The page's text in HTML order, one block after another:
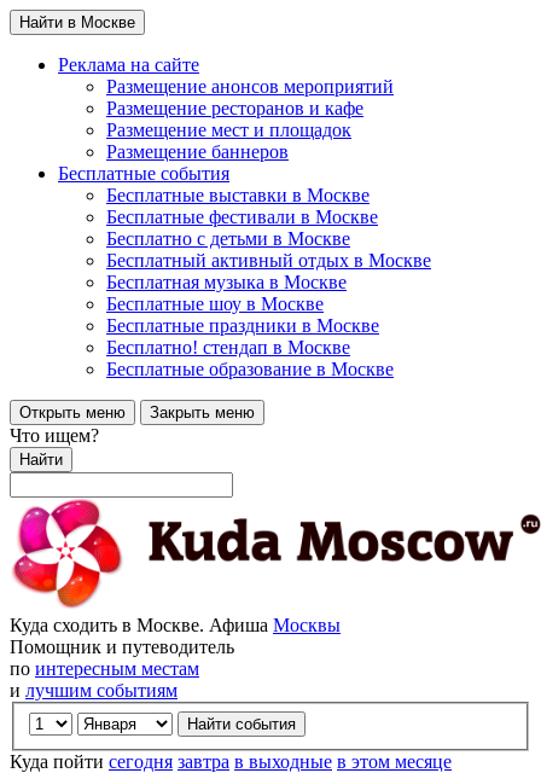
Найти в Москве
Реклама на сайте
Размещение анонсов мероприятий
Размещение ресторанов и кафе
Размещение мест и площадок
Размещение баннеров
Бесплатные события
Бесплатные выставки в Москве
Бесплатные фестивали в Москве
Бесплатно с детьми в Москве
Бесплатный активный отдых в Москве
Бесплатная музыка в Москве
Бесплатные шоу в Москве
Бесплатные праздники в Москве
Бесплатно! стендап в Москве
Бесплатные образование в Москве
Открыть меню Закрыть меню
Что ищем?
Найти
Куда сходить в Москве. Афиша Москвы
Помощник и путеводитель
по интересным местам
и лучшим событиям
Куда пойти сегодня завтра в выходные в этом месяце